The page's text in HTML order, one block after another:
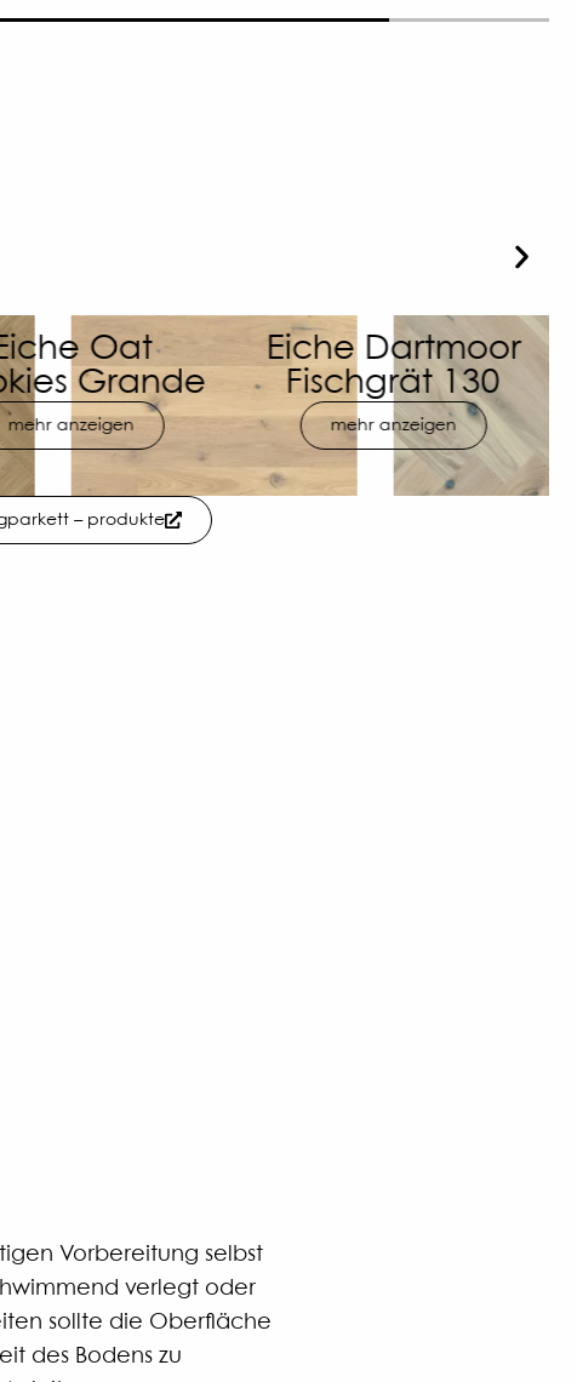
Dartmoor
130
mehr anzeigen
Eiche Bright
Fischgrät 130
mehr anzeigen
– produkte
Vorbereitung selbst
verlegt oder
sollte die Oberfläche
des Bodens zu